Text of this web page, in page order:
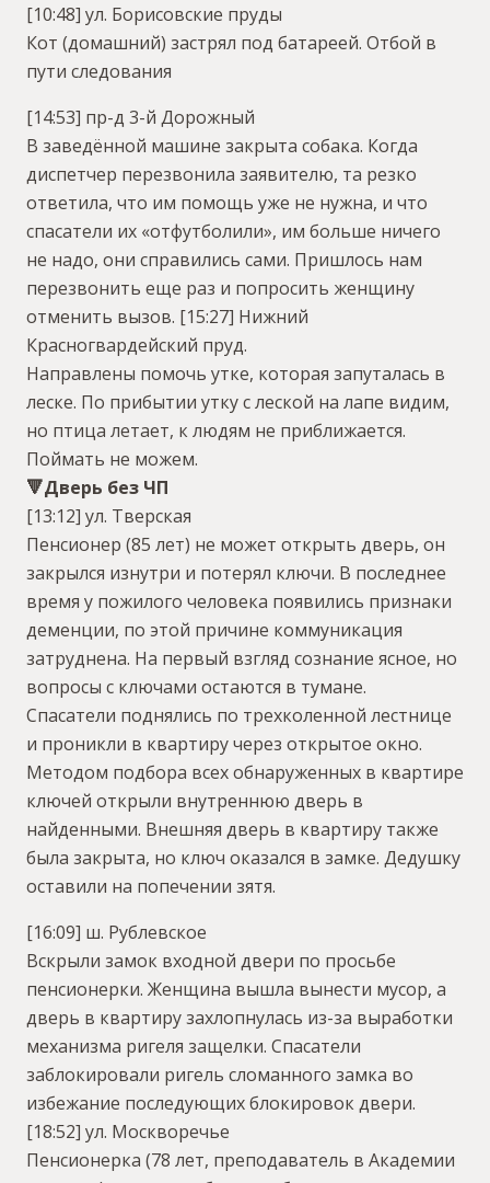
[10:48] ул. Борисовские пруды
Кот (домашний) застрял под батареей. Отбой в
пути следования
[14:53] пр-д 3-й Дорожный
В заведённой машине закрыта собака. Когда
диспетчер перезвонила заявителю, та резко
ответила, что им помощь уже не нужна, и что
спасатели их «отфутболили», им больше ничего
не надо, они справились сами. Пришлось нам
перезвонить еще раз и попросить женщину
отменить вызов. [15:27] Нижний
Красногвардейский пруд.
Направлены помочь утке, которая запуталась в
леске. По прибытии утку с леской на лапе видим,
но птица летает, к людям не приближается.
Поймать не можем.
🔻Дверь без ЧП
[13:12] ул. Тверская
Пенсионер (85 лет) не может открыть дверь, он
закрылся изнутри и потерял ключи. В последнее
время у пожилого человека появились признаки
деменции, по этой причине коммуникация
затруднена. На первый взгляд сознание ясное, но
вопросы с ключами остаются в тумане.
Спасатели поднялись по трехколенной лестнице
и проникли в квартиру через открытое окно.
Методом подбора всех обнаруженных в квартире
ключей открыли внутреннюю дверь в
найденными. Внешняя дверь в квартиру также
была закрыта, но ключ оказался в замке. Дедушку
оставили на попечении зятя.
[16:09] ш. Рублевское
Вскрыли замок входной двери по просьбе
пенсионерки. Женщина вышла вынести мусор, а
дверь в квартиру захлопнулась из-за выработки
механизма ригеля защелки. Спасатели
заблокировали ригель сломанного замка во
избежание последующих блокировок двери.
[18:52] ул. Москворечье
Пенсионерка (78 лет, преподаватель в Академии